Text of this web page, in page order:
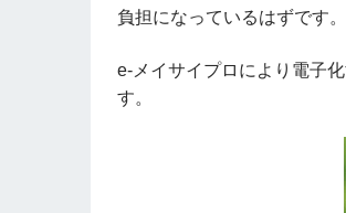
負担になっているはずです。
e-メイサイプロにより電子
す。